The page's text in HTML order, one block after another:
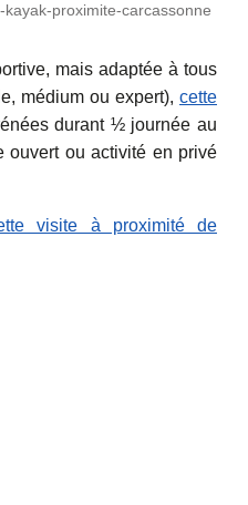
proximite-carcassonne
mais adaptée à tous
médium ou expert), cette
durant ½ journée au
ouvert ou activité en privé
visite à proximité de